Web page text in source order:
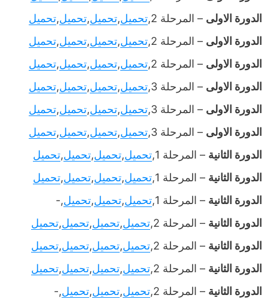
الدورة الاولى – المرحلة 2, تحميل,تحميل,تحميل,تحميل
الدورة الاولى – المرحلة 2, تحميل,تحميل,تحميل,تحميل
الدورة الاولى – المرحلة 2, تحميل,تحميل,تحميل,تحميل
الدورة الاولى – المرحلة 3, تحميل,تحميل,تحميل,تحميل
الدورة الاولى – المرحلة 3, تحميل,تحميل,تحميل,تحميل
الدورة الاولى – المرحلة 3, تحميل,تحميل,تحميل,تحميل
الدورة الثانية – المرحلة 1, تحميل,تحميل,تحميل,تحميل
الدورة الثانية – المرحلة 1, تحميل,تحميل,تحميل,تحميل
الدورة الثانية – المرحلة 1, تحميل,تحميل,تحميل,-
الدورة الثانية – المرحلة 2, تحميل,تحميل,تحميل,تحميل
الدورة الثانية – المرحلة 2, تحميل,تحميل,تحميل,تحميل
الدورة الثانية – المرحلة 2, تحميل,تحميل,تحميل,تحميل
الدورة الثانية – المرحلة 2, تحميل,تحميل,تحميل,-